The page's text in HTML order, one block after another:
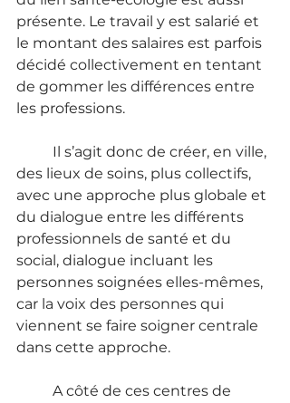
présente. Le travail y est salarié et
le montant des salaires est parfois
décidé collectivement en tentant
de gommer les différences entre
les professions.
des lieux de soins, plus collectifs,
avec une approche plus globale et
du dialogue entre les différents
professionnels de santé et du
social, dialogue incluant les
personnes soignées elles-mêmes,
car la voix des personnes qui
viennent se faire soigner centrale
dans cette approche.